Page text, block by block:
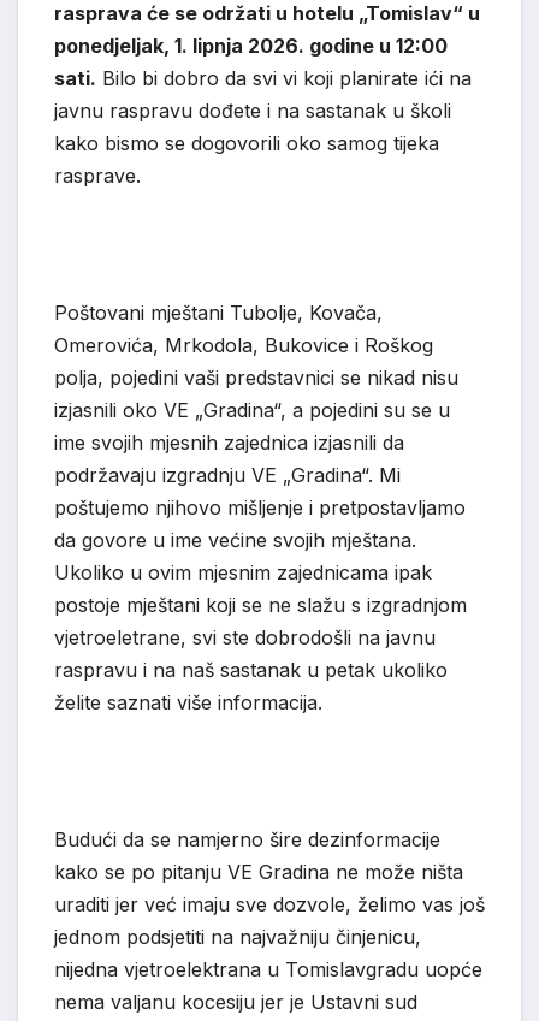
rasprava će se održati u hotelu „Tomislav“ u
ponedjeljak, 1. lipnja 2026. godine u 12:00
sati. Bilo bi dobro da svi vi koji planirate ići na
javnu raspravu dođete i na sastanak u školi
kako bismo se dogovorili oko samog tijeka
rasprave.
Poštovani mještani Tubolje, Kovača,
Omerovića, Mrkodola, Bukovice i Roškog
polja, pojedini vaši predstavnici se nikad nisu
izjasnili oko VE „Gradina“, a pojedini su se u
ime svojih mjesnih zajednica izjasnili da
podržavaju izgradnju VE „Gradina“. Mi
poštujemo njihovo mišljenje i pretpostavljamo
da govore u ime većine svojih mještana.
Ukoliko u ovim mjesnim zajednicama ipak
postoje mještani koji se ne slažu s izgradnjom
vjetroeletrane, svi ste dobrodošli na javnu
raspravu i na naš sastanak u petak ukoliko
želite saznati više informacija.
Budući da se namjerno šire dezinformacije
kako se po pitanju VE Gradina ne može ništa
uraditi jer već imaju sve dozvole, želimo vas još
jednom podsjetiti na najvažniju činjenicu,
nijedna vjetroelektrana u Tomislavgradu uopće
nema valjanu kocesiju jer je Ustavni sud